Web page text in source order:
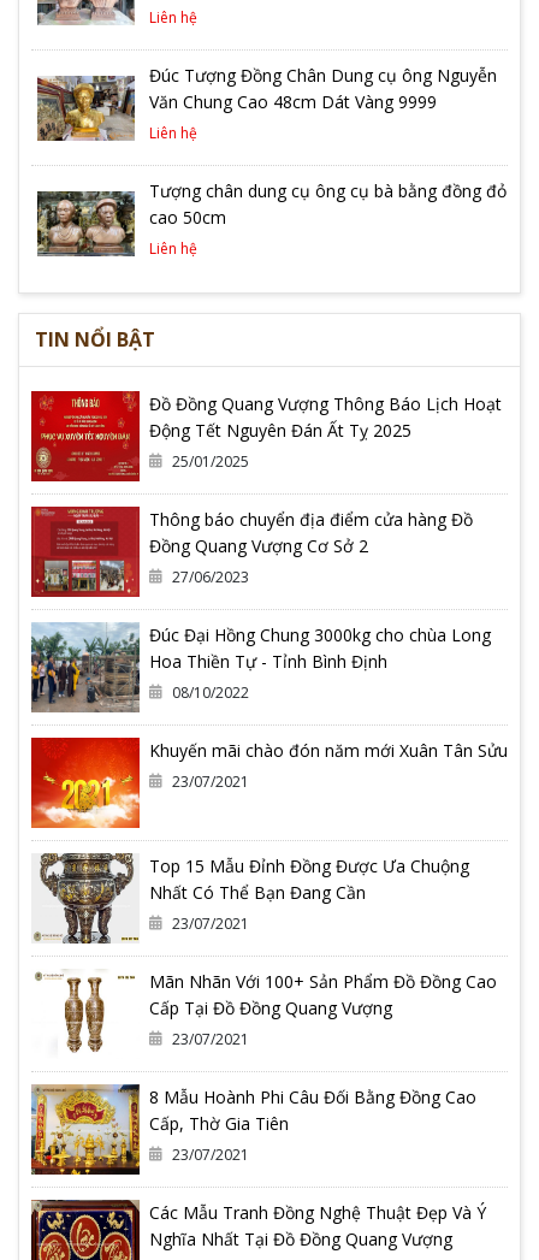
Liên hệ
Đúc Tượng Đồng Chân Dung cụ ông Nguyễn
Văn Chung Cao 48cm Dát Vàng 9999
Liên hệ
Tượng chân dung cụ ông cụ bà bằng đồng đỏ
cao 50cm
Liên hệ
TIN NỔI BẬT
Đồ Đồng Quang Vượng Thông Báo Lịch Hoạt
Động Tết Nguyên Đán Ất Tỵ 2025
25/01/2025
Thông báo chuyển địa điểm cửa hàng Đồ
Đồng Quang Vượng Cơ Sở 2
27/06/2023
Đúc Đại Hồng Chung 3000kg cho chùa Long
Hoa Thiền Tự - Tỉnh Bình Định
08/10/2022
Khuyến mãi chào đón năm mới Xuân Tân Sửu
23/07/2021
Top 15 Mẫu Đỉnh Đồng Được Ưa Chuộng
Nhất Có Thể Bạn Đang Cần
23/07/2021
Mãn Nhãn Với 100+ Sản Phẩm Đồ Đồng Cao
Cấp Tại Đồ Đồng Quang Vượng
23/07/2021
8 Mẫu Hoành Phi Câu Đối Bằng Đồng Cao
Cấp, Thờ Gia Tiên
23/07/2021
Các Mẫu Tranh Đồng Nghệ Thuật Đẹp Và Ý
Nghĩa Nhất Tại Đồ Đồng Quang Vượng